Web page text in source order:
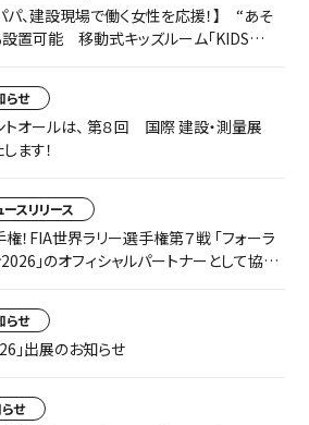
パ、建設現場で働く女性を応援！】 “あそ
置可能 移動式キッズルーム「KIDS
らせ
トオールは、 第８回 国際 建設・測量展
ます！
ースリリース
！FIA世界ラリー選手権第７戦 「フォーラ
」のオフィシャルパートナーとして協賛
らせ
」出展のお知らせ
せ